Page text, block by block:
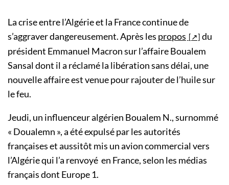
La crise entre l’Algérie et la France continue de
s’aggraver dangereusement. Après les propos
du
président Emmanuel Macron sur l’affaire Boualem
Sansal dont il a réclamé la libération sans délai, une
nouvelle affaire est venue pour rajouter de l’huile sur
le feu.
Jeudi, un influenceur algérien Boualem N., surnommé
« Doualemn », a été expulsé par les autorités
françaises et aussitôt mis un avion commercial vers
l’Algérie qui l’a renvoyé en France, selon les médias
français dont Europe 1.